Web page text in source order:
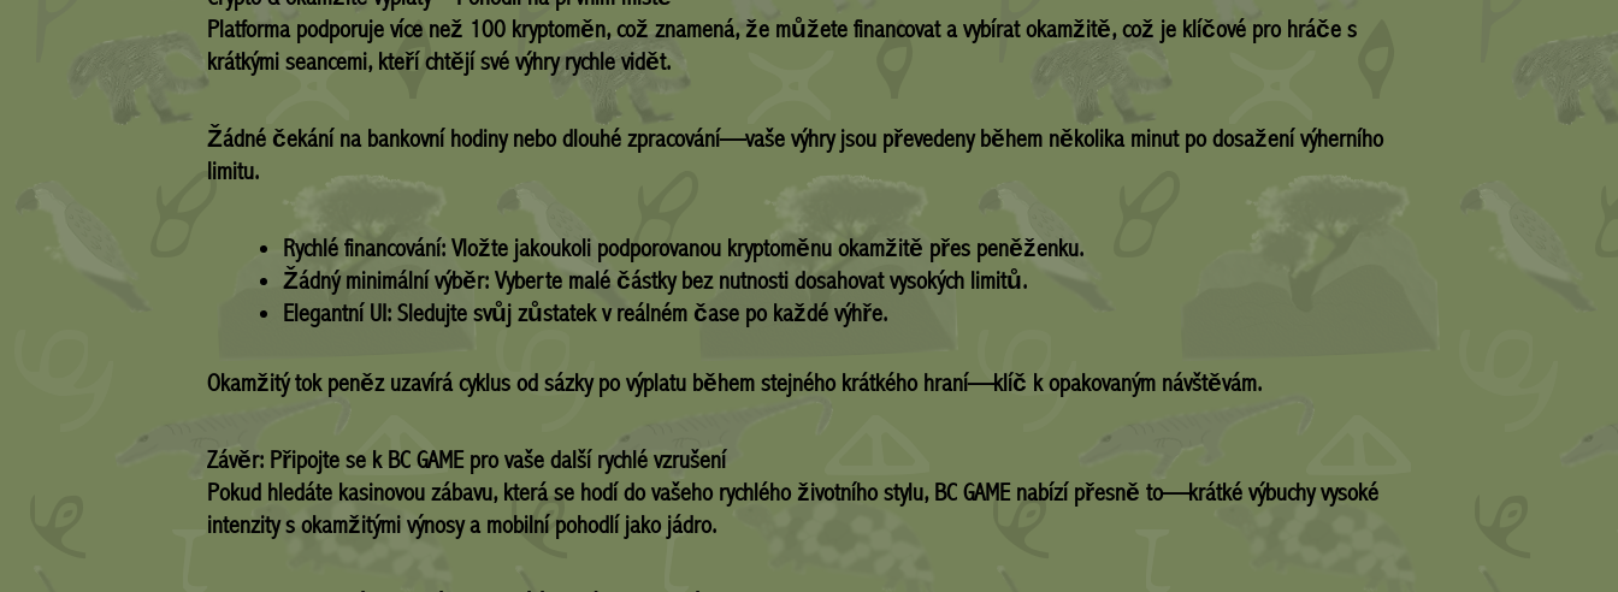
Platforma podporuje více než 100 kryptoměn, což znamená, že můžete financovat a vybírat okamžitě, což je klíčové pro hráče s
krátkými seancemi, kteří chtějí své výhry rychle vidět.
Žádné čekání na bankovní hodiny nebo dlouhé zpracování—vaše výhry jsou převedeny během několika minut po dosažení výherního
limitu.
Rychlé financování:Vložte jakoukoli podporovanou kryptoměnu okamžitě přes peněženku.
Žádný minimální výběr:Vyberte malé částky bez nutnosti dosahovat vysokých limitů.
Elegantní UI:Sledujte svůj zůstatek v reálném čase po každé výhře.
Okamžitý tok peněz uzavírá cyklus od sázky po výplatu během stejného krátkého hraní—klíč k opakovaným návštěvám.
Závěr: Připojte se k BC GAME pro vaše další rychlé vzrušení
Pokud hledáte kasinovou zábavu, která se hodí do vašeho rychlého životního stylu, BC GAME nabízí přesně to—krátké výbuchy vysoké
intenzity s okamžitými výnosy a mobilní pohodlí jako jádro.